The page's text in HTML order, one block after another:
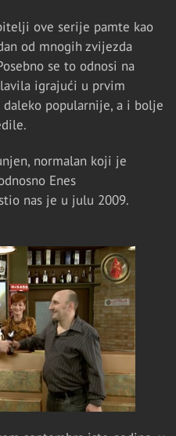
ove serije pamte kao
od mnogih zvijezda
se to odnosi na
igrajući u prvim
popularnije, a i bolje
normalan koji je
Enes
nas je u julu 2009.